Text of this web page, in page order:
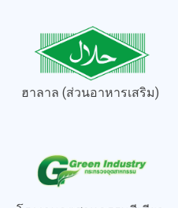
ฮาลาล (ส่วนอาหารเสริม)